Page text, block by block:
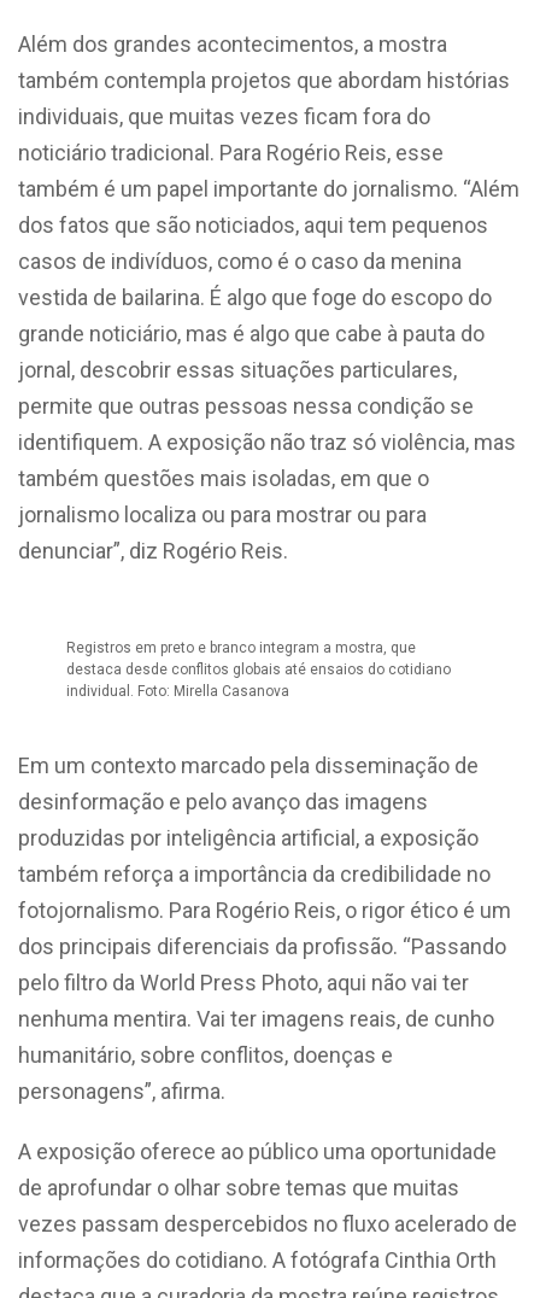
Além dos grandes acontecimentos, a mostra
também contempla projetos que abordam histórias
individuais, que muitas vezes ficam fora do
noticiário tradicional. Para Rogério Reis, esse
também é um papel importante do jornalismo. “Além
dos fatos que são noticiados, aqui tem pequenos
casos de indivíduos, como é o caso da menina
vestida de bailarina. É algo que foge do escopo do
grande noticiário, mas é algo que cabe à pauta do
jornal, descobrir essas situações particulares,
permite que outras pessoas nessa condição se
identifiquem. A exposição não traz só violência, mas
também questões mais isoladas, em que o
jornalismo localiza ou para mostrar ou para
denunciar”, diz Rogério Reis.
Registros em preto e branco integram a mostra, que
destaca desde conflitos globais até ensaios do cotidiano
individual. Foto: Mirella Casanova
Em um contexto marcado pela disseminação de
desinformação e pelo avanço das imagens
produzidas por inteligência artificial, a exposição
também reforça a importância da credibilidade no
fotojornalismo. Para Rogério Reis, o rigor ético é um
dos principais diferenciais da profissão. “Passando
pelo filtro da World Press Photo, aqui não vai ter
nenhuma mentira. Vai ter imagens reais, de cunho
humanitário, sobre conflitos, doenças e
personagens”, afirma.
A exposição oferece ao público uma oportunidade
de aprofundar o olhar sobre temas que muitas
vezes passam despercebidos no fluxo acelerado de
informações do cotidiano. A fotógrafa Cinthia Orth